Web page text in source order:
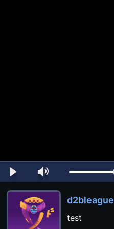
d2bleague
test